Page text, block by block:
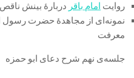
روایت امام باقر دربارۀ بینش
نمونه‌ای از مجاهدۀ حضرت
معرفت
جلسه‌ی نهم شرح دعای ابو حمزه